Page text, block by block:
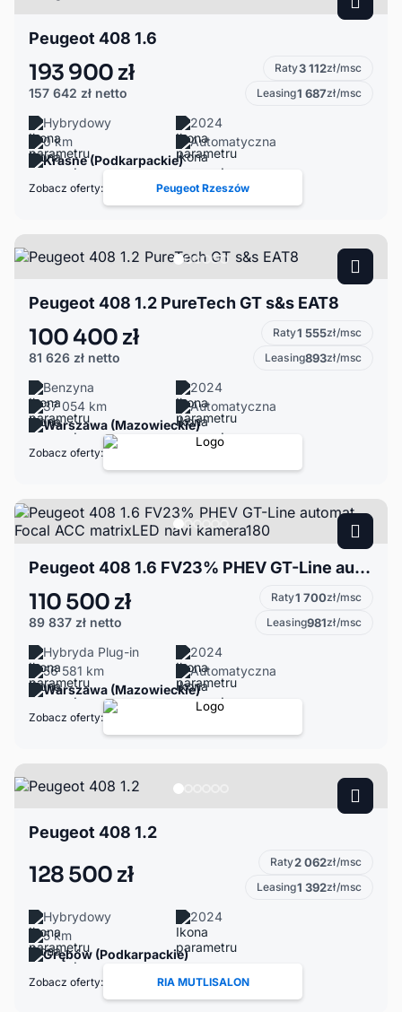
Peugeot 408 1.6
193 900 zł
157 642 zł netto
Raty3 112zł/msc
Leasing1 687zł/msc
Hybrydowy
2024
0 km
Automatyczna
Krasne (Podkarpackie)
Zobacz oferty: Peugeot Rzeszów
Peugeot 408 1.2 PureTech GT s&s EAT8
100 400 zł
81 626 zł netto
Raty1 555zł/msc
Leasing893zł/msc
Benzyna
2024
37 054 km
Automatyczna
Warszawa (Mazowieckie)
Zobacz oferty:
Peugeot 408 1.6 FV23% PHEV GT-Line automat Focal ACC matrixLED navi kamera180
110 500 zł
89 837 zł netto
Raty1 700zł/msc
Leasing981zł/msc
Hybryda Plug-in
2024
56 581 km
Automatyczna
Warszawa (Mazowieckie)
Zobacz oferty:
Peugeot 408 1.2
128 500 zł Raty2 062zł/msc
Leasing1 392zł/msc
Hybrydowy
2024
5 km
Grębów (Podkarpackie)
Zobacz oferty: RIA MUTLISALON